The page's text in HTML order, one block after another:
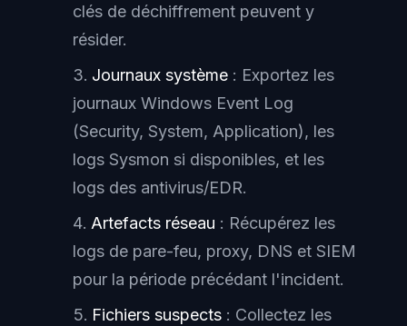
clés de déchiffrement peuvent y
résider.
Journaux système : Exportez les
journaux Windows Event Log
(Security, System, Application), les
logs Sysmon si disponibles, et les
logs des antivirus/EDR.
Artefacts réseau : Récupérez les
logs de pare-feu, proxy, DNS et SIEM
pour la période précédant l'incident.
Fichiers suspects : Collectez les